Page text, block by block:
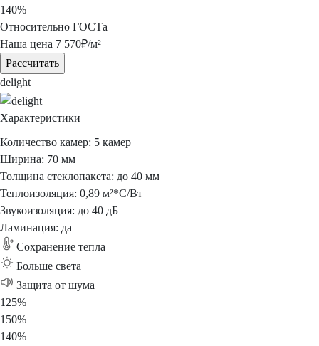
140%
Относительно ГОСТа
Наша цена 7 570₽/м²
Рассчитать
delight
Характеристики
Количество камер: 5 камер
Ширина: 70 мм
Толщина стеклопакета: до 40 мм
Теплоизоляция: 0,89 м²*С/Вт
Звукоизоляция: до 40 дБ
Ламинация: да
Сохранение тепла
Больше света
Защита от шума
125%
150%
140%